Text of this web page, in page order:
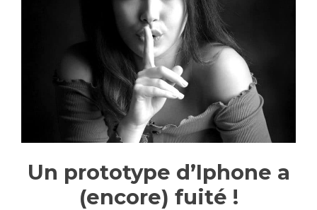
Un prototype d’Iphone a
(encore) fuité !